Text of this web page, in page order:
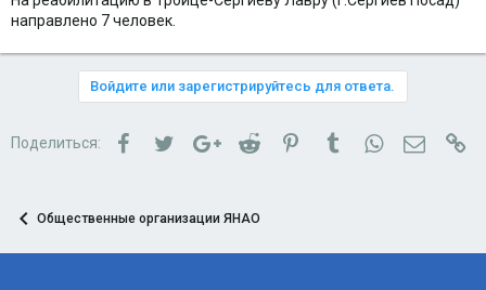
направлено 7 человек.
Войдите или зарегистрируйтесь для ответа.
Поделиться: FacebookTwitterGoogle+Reddit PinterestTumblrWhatsApp
Общественные организации ЯНАО